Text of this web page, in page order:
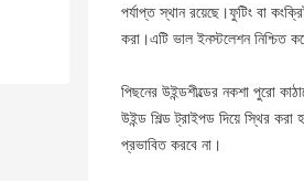
পর্যাপ্ত স্থান রয়েছে।ফুটিং বা
করা।এটি ভাল ইনস্টলেশন নিশ্চিত
পিছনের উইন্ডশীল্ডের নকশা পুরো
উইন্ড শিল্ড ট্রাইপড দিয়ে স্থির
প্রভাবিত করবে না।